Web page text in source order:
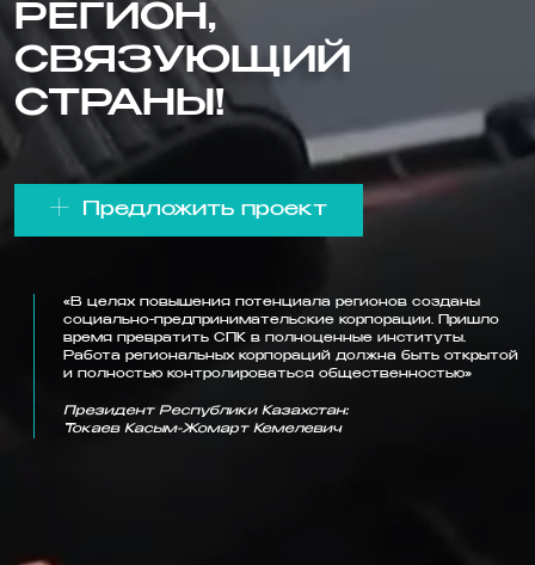
РЕГИОН,
СВЯЗУЮЩИЙ
СТРАНЫ!
Предложить проект
«В целях повышения потенциала регионов созданы
социально-предпринимательские корпорации. Пришло
время превратить СПК в полноценные институты.
Работа региональных корпораций должна быть открытой
и полностью контролироваться общественностью»
Президент Республики Казахстан:
Токаев Касым-Жомарт Кемелевич